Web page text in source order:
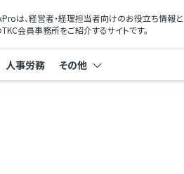
は、経営者・経理担当者向けのお役立ち情報と
会員事務所をご紹介するサイトです。
人事労務 その他